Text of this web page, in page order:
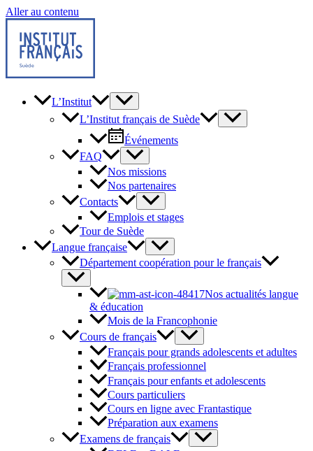
Aller au contenu
L’Institut
L’Institut français de Suède
Événements
FAQ
Nos missions
Nos partenaires
Contacts
Emplois et stages
Tour de Suède
Langue française
Département coopération pour le français
Nos actualités langue
& éducation
Mois de la Francophonie
Cours de français
Français pour grands adolescents et adultes
Français professionnel
Français pour enfants et adolescents
Cours particuliers
Cours en ligne avec Frantastique
Préparation aux examens
Examens de français